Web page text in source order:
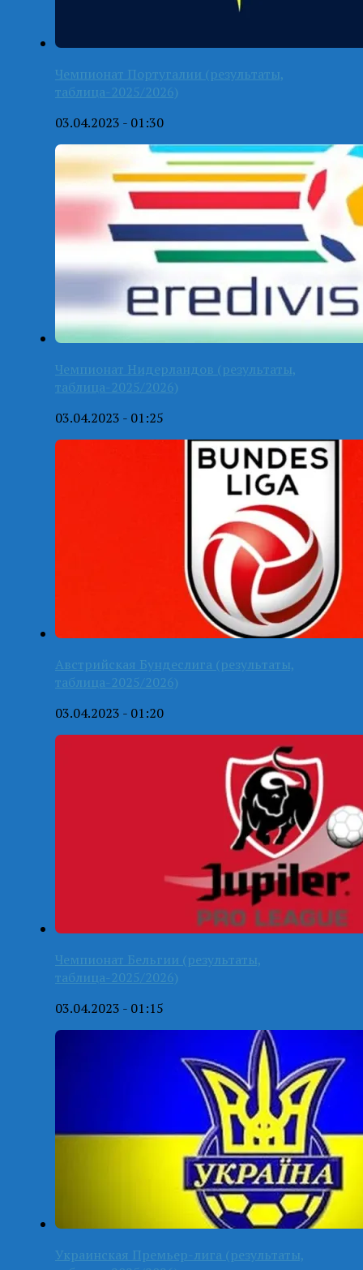
Чемпионат Португалии (результаты,
таблица-2025/2026)
03.04.2023 - 01:30
Чемпионат Нидерландов (результаты,
таблица-2025/2026)
03.04.2023 - 01:25
Австрийская Бундеслига (результаты,
таблица-2025/2026)
03.04.2023 - 01:20
Чемпионат Бельгии (результаты,
таблица-2025/2026)
03.04.2023 - 01:15
Украинская Премьер-лига (результаты,